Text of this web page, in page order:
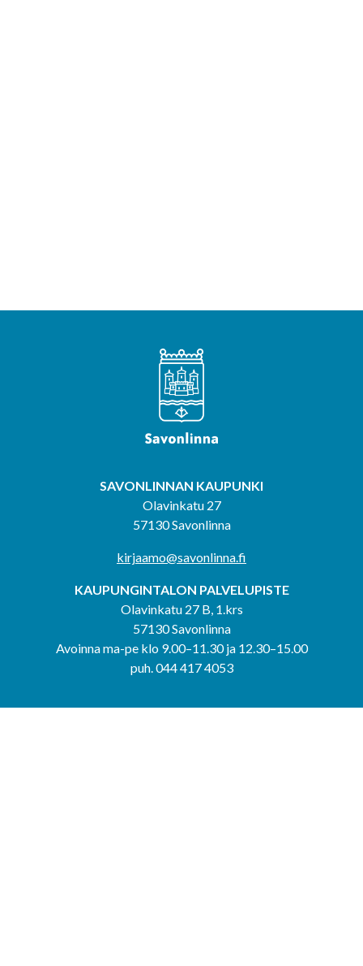
SAVONLINNAN KAUPUNKI
Olavinkatu 27
57130 Savonlinna
kirjaamo@savonlinna.fi
KAUPUNGINTALON PALVELUPISTE
Olavinkatu 27 B, 1.krs
57130 Savonlinna
Avoinna ma-pe klo 9.00–11.30 ja 12.30–15.00
puh. 044 417 4053